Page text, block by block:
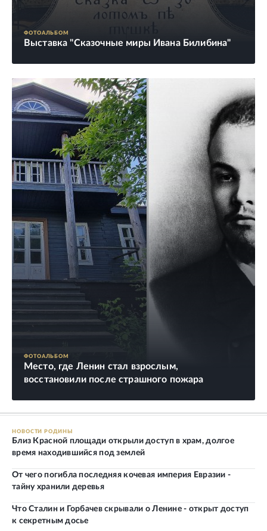
ФОТОАЛЬБОМ
Выставка "Сказочные миры Ивана Билибина"
ФОТОАЛЬБОМ
Место, где Ленин стал взрослым,
восстановили после страшного пожара
НОВОСТИ РОДИНЫ
Близ Красной площади открыли доступ в храм, долгое
время находившийся под землей
От чего погибла последняя кочевая империя Евразии -
тайну хранили деревья
Что Сталин и Горбачев скрывали о Ленине - открыт доступ
к секретным досье